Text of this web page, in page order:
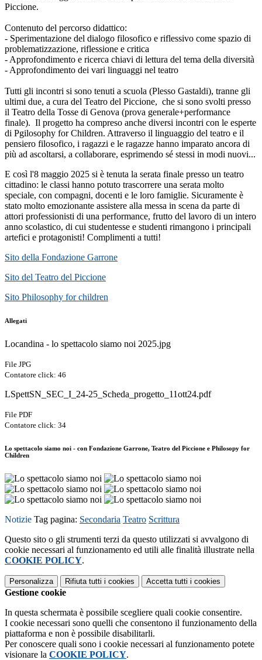
Piccione.
Contenuto del percorso didattico:
- Sperimentazione del dialogo filosofico e riflessivo come spazio di
problematizzazione, riflessione e critica
- Approfondimento e ricerca chiavi di lettura del tema della diversità
- Approfondimento dei vari linguaggi nel teatro
Tutti gli incontri si sono tenuti a scuola (Plesso Gastaldi), tranne gli
ultimi due, a cura del Teatro del Piccione, che si sono svolti presso
il Teatro della Tosse di Genova (prova generale+performance
finale). Il progetto ha compreso anche diversi incontri con le esperte
di Pgilosophy for Children. Attraverso il linguaggio del teatro e il
pensiero filosofico, i ragazzi e le ragazze hanno imparato ancora di
più ad ascoltarsi, a collaborare, esprimendo sé stessi in modi nuovi...
E così l'8 maggio 2025 si è tenuta la serata finale presso un teatro
cittadino: le classi hanno potuto trascorrere una serata molto
speciale, con compagni, docenti e le loro famiglie. Sicuramente è
stato molto emozionante assistere alla messa in scena da parte di
attori professionisti di una performance, frutto del lavoro di un intero
anno scolastico, di cui studentesse e studenti rimangono i principali
artefici e protagonisti! Complimenti a tutti!
Sito della Fondazione Garrone
Sito del Teatro del Piccione
Sito Philosophy for children
Allegati
Locandina - lo spettacolo siamo noi 2025.jpg
File JPG
Contatore click: 46
LSpettSN_SEC_I_24-25_Scheda_progetto_11ott24.pdf
File PDF
Contatore click: 34
Lo spettacolo siamo noi - con Fondazione Garrone, Teatro del Piccione e Philosopy for
Children
Notizie Tag pagina: Secondaria Teatro Scrittura
Questo sito o gli strumenti terzi da questo utilizzati si avvalgono di
cookie necessari al funzionamento ed utili alle finalità illustrate nella
COOKIE POLICY.
Personalizza Rifiuta tutti i cookies Accetta tutti i cookies
Gestione cookie
In questa schermata è possibile scegliere quali cookie consentire.
I cookie necessari sono quelli che consentono il funzionamento della
piattaforma e non è possibile disabilitarli.
Per conoscere quali sono i cookie necessari al funzionamento potete
visionare la COOKIE POLICY.